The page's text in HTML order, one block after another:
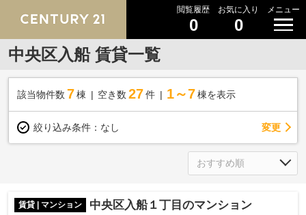
閲覧履歴
0
お気に入り
0
メニュー
中央区入船 賃貸一覧
該当物件数 7棟 空き数 27 件 1～7 棟を表示
絞り込み条件： なし 変更
賃貸 | マンション 中央区入船１丁目のマンション